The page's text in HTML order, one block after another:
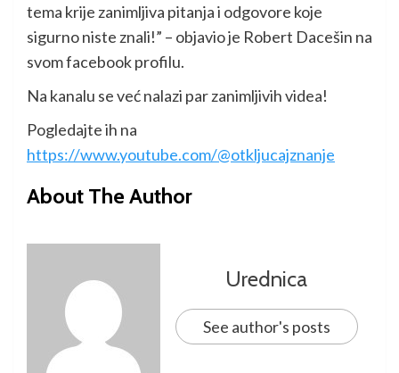
tema krije zanimljiva pitanja i odgovore koje
sigurno niste znali!” – objavio je Robert Dacešin na
svom facebook profilu.
Na kanalu se već nalazi par zanimljivih videa!
Pogledajte ih na
https://www.youtube.com/@otkljucajznanje
About The Author
Urednica
See author's posts